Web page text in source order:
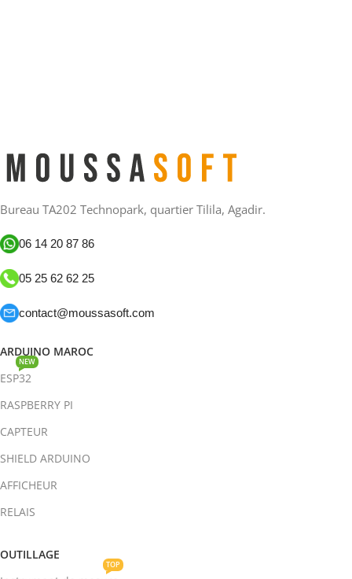
Bureau TA202 Technopark, quartier Tilila, Agadir.
06 14 20 87 86
05 25 62 62 25
contact@moussasoft.com
ARDUINO MAROC
ESP32
NEW
RASPBERRY PI
CAPTEUR
SHIELD ARDUINO
AFFICHEUR
RELAIS
OUTILLAGE
TOP